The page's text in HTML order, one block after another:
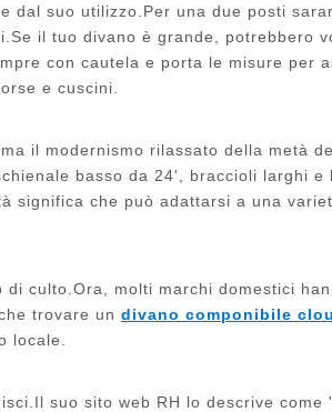
dal suo utilizzo.Per una due posti
il tuo divano è grande, potrebbero
con cautela e porta le misure per
e cuscini.
il modernismo rilassato della metà
basso da 24', braccioli larghi e
significa che può adattarsi a una
culto.Ora, molti marchi domestici
trovare un divano componibile
locale.
suo sito web RH lo descrive come